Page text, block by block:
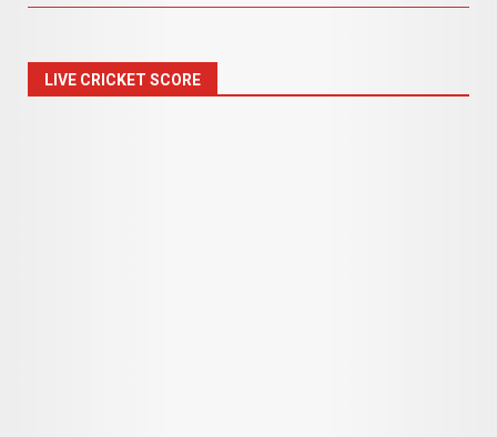
LIVE CRICKET SCORE